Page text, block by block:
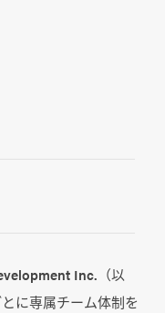
Inc.（以
に専属チーム体制を